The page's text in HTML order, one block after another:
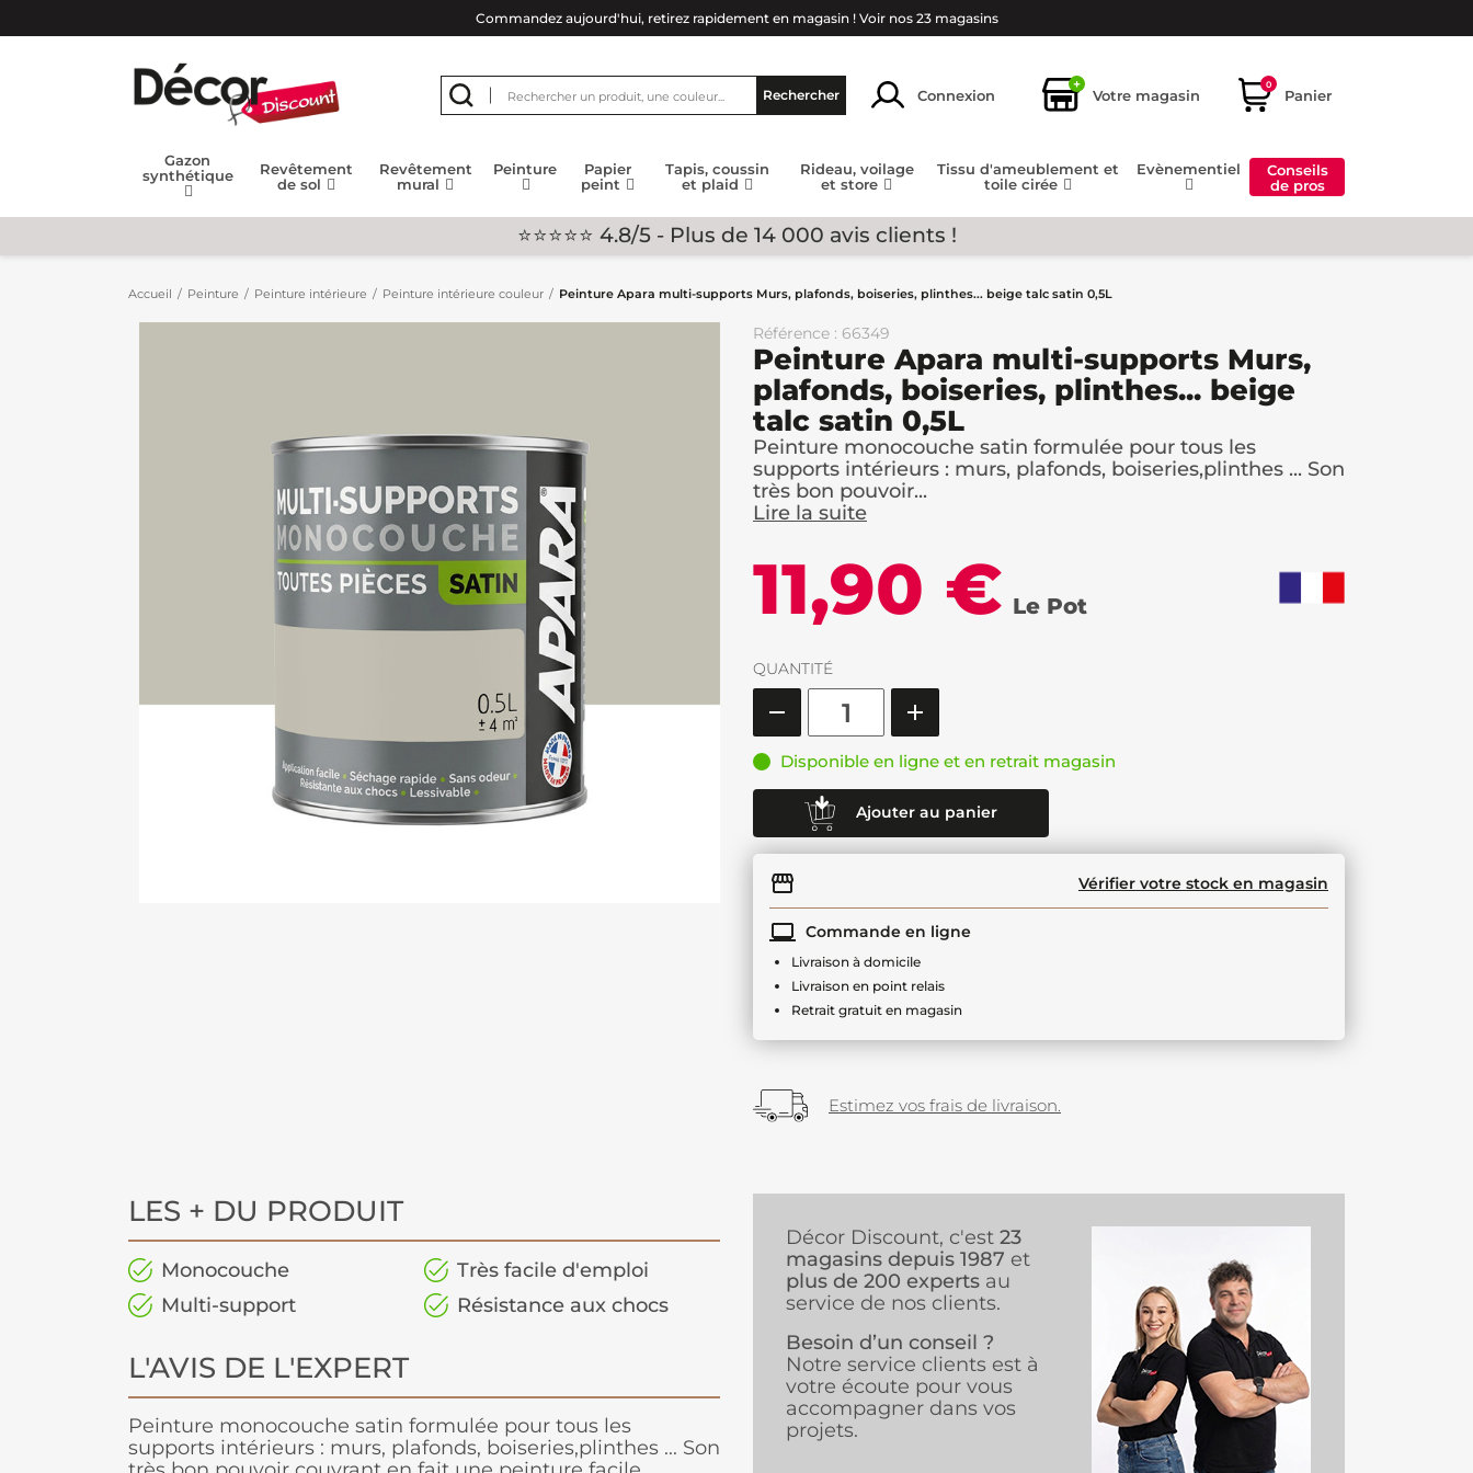
Commandez aujourd'hui, retirez rapidement en magasin ! Voir nos 23 magasins
Rechercher Connexion
+
Votre magasin
0
Panier
Gazon
synthétique
Revêtement
de sol
Revêtement
mural
Peinture
Papier
peint
Tapis, coussin
et plaid
Rideau, voilage
et store
Tissu d'ameublement et
toile cirée
Evènementiel
Conseils
de pros
⭐⭐⭐⭐⭐ 4.8/5 - Plus de 14 000 avis clients !
Accueil Peinture Peinture intérieure Peinture intérieure couleur Peinture Apara multi-supports Murs, plafonds, boiseries, plinthes... beige talc satin 0,5L
Référence : 66349
Peinture Apara multi-supports Murs,
plafonds, boiseries, plinthes... beige
talc satin 0,5L
Peinture monocouche satin formulée pour tous les
supports intérieurs : murs, plafonds, boiseries,plinthes ... Son
très bon pouvoir...
Lire la suite
11,90 € Le Pot
QUANTITÉ
Disponible en ligne et en retrait magasin
Ajouter au panier
Vérifier votre stock en magasin
Commande en ligne
Livraison à domicile
Livraison en point relais
Retrait gratuit en magasin
Estimez vos frais de livraison.
LES + DU PRODUIT
Monocouche
Très facile d'emploi
Multi-support
Résistance aux chocs
L'AVIS DE L'EXPERT
Peinture monocouche satin formulée pour tous les
supports intérieurs : murs, plafonds, boiseries,plinthes ... Son
Décor Discount, c'est 23
magasins depuis 1987 et
plus de 200 experts au
service de nos clients.
Besoin d’un conseil ?
Notre service clients est à
votre écoute pour vous
accompagner dans vos
projets.